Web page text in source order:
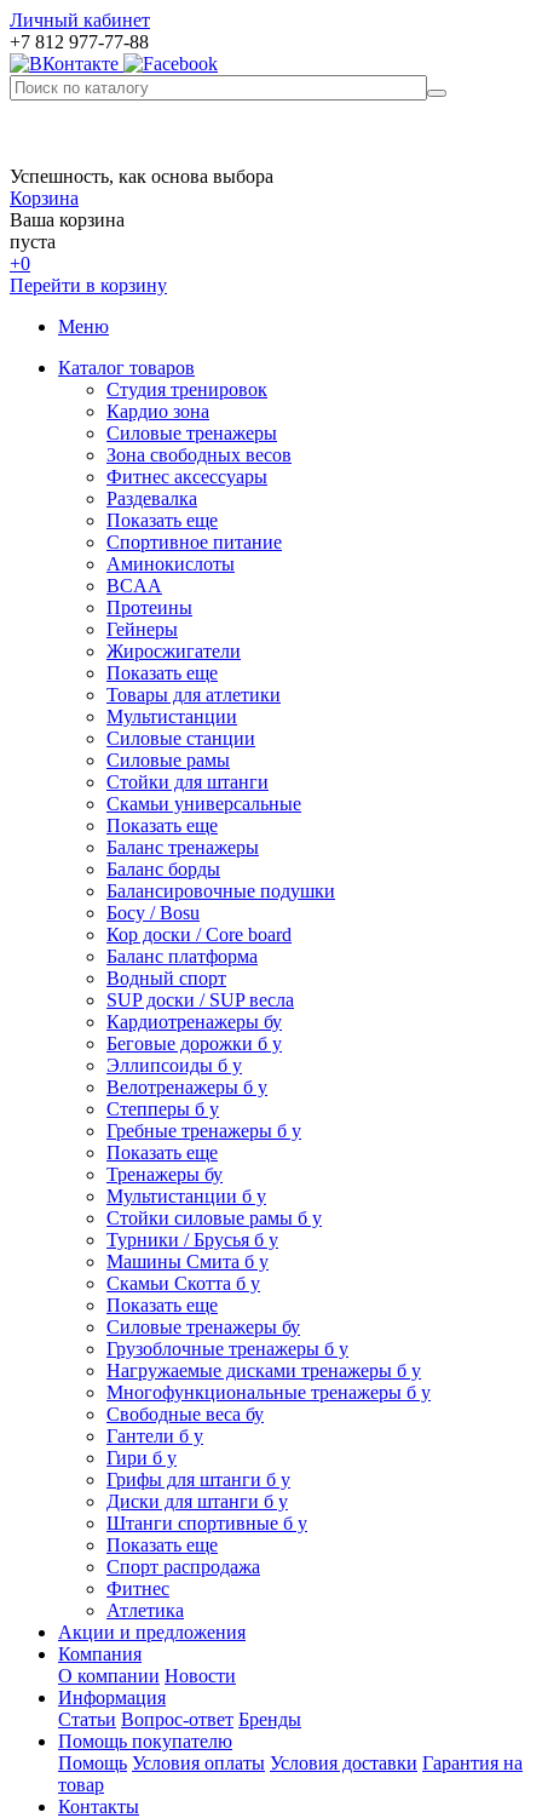
Личный кабинет
+7 812 977-77-88
Успешность, как основа выбора
Корзина
Ваша корзина
пуста
+0
Перейти в корзину
Меню
Каталог товаров
Студия тренировок
Кардио зона
Силовые тренажеры
Зона свободных весов
Фитнес аксессуары
Раздевалка
Показать еще
Спортивное питание
Аминокислоты
BCAA
Протеины
Гейнеры
Жиросжигатели
Показать еще
Товары для атлетики
Мультистанции
Силовые станции
Силовые рамы
Стойки для штанги
Скамьи универсальные
Показать еще
Баланс тренажеры
Баланс борды
Балансировочные подушки
Босу / Bosu
Кор доски / Core board
Баланс платформа
Водный спорт
SUP доски / SUP весла
Кардиотренажеры бу
Беговые дорожки б у
Эллипсоиды б у
Велотренажеры б у
Степперы б у
Гребные тренажеры б у
Показать еще
Тренажеры бу
Мультистанции б у
Стойки силовые рамы б у
Турники / Брусья б у
Машины Смита б у
Скамьи Скотта б у
Показать еще
Силовые тренажеры бу
Грузоблочные тренажеры б у
Нагружаемые дисками тренажеры б у
Многофункциональные тренажеры б у
Свободные веса бу
Гантели б у
Гири б у
Грифы для штанги б у
Диски для штанги б у
Штанги спортивные б у
Показать еще
Спорт распродажа
Фитнес
Атлетика
Акции и предложения
Компания
О компании Новости
Информация
Статьи Вопрос-ответ Бренды
Помощь покупателю
Помощь Условия оплаты Условия доставки Гарантия на
товар
Контакты